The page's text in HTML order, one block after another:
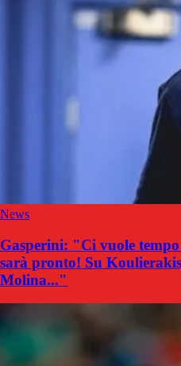
News
Gasperini: "Ci vuole
sarà pronto! Su
Molina..."